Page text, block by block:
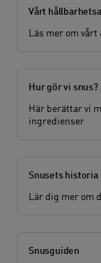
Vårt
Läs mer om
Hur gör vi snus?
Här berättar vi
ingredienser
Snusets historia
Lär dig mer om
Snusguiden